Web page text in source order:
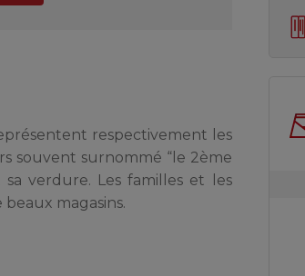
respectivement les
souvent surnommé “le 2ème
verdure. Les familles et les
magasins.